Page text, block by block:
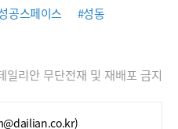
공스페이스
#성동
리안 무단전재 및 재배포 금지